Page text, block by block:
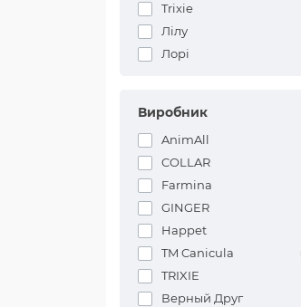
Trixie
Лілу
Лорі
Виробник
AnimAll
COLLAR
Farmina
GINGER
Happet
TM Canicula
TRIXIE
Верный Друг